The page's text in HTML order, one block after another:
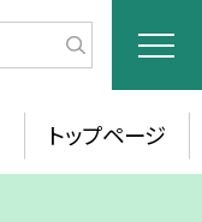
トップページ